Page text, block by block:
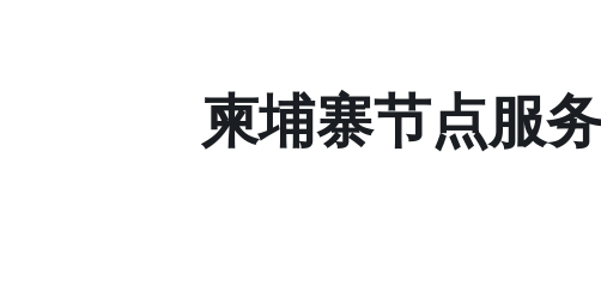
柬埔寨节点服